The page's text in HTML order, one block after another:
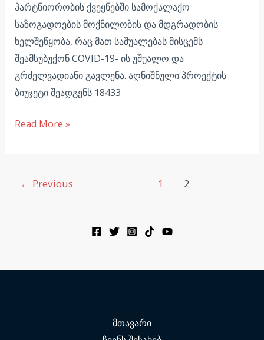
პარტნიორობის ქვეყნებში სამოქალაქო
საზოგადოების მოქნილობის და მდგრადობის
ხელშეწყობა, რაც მათ საშუალებას მისცემს
შეამსუბუქონ COVID-19- ის უშუალო და
გრძელვადიანი გავლენა. აღნიშნული პროექტის
ბიუჯეტი შეადგენს 18433
Read More »
← Previous 1 2
მთავარი